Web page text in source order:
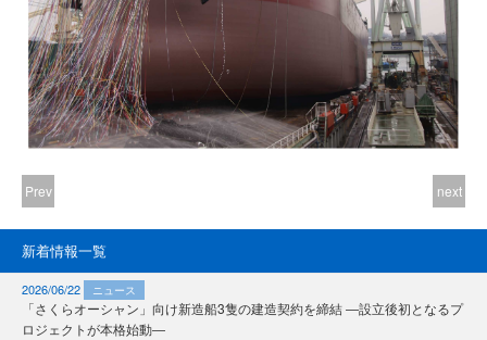
Prev next
新着情報一覧
2026/06/22 ニュース
「さくらオーシャン」向け新造船3隻の建造契約を締結 ―設立後初となるプ
ロジェクトが本格始動―